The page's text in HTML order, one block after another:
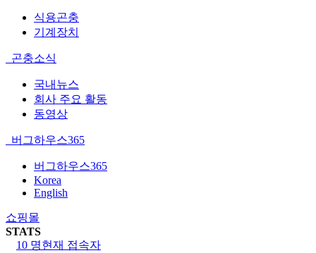
식용곤충
기계장치
곤충소식
국내뉴스
회사 주요 활동
동영상
버그하우스365
버그하우스365
Korea
English
쇼핑몰
STATS
10 명현재 접속자